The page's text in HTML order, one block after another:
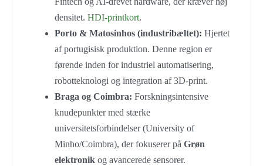
densitet. HDI-printkort.
Porto & Matosinhos (industribæltet): Hjertet
af portugisisk produktion. Denne region er
førende inden for industriel automatisering,
robotteknologi og integration af 3D-print.
Braga og Coimbra: Forskningsintensive
knudepunkter med stærke
universitetsforbindelser (University of
Minho/Coimbra), der fokuserer på Grøn
elektronik og avancerede sensorer.